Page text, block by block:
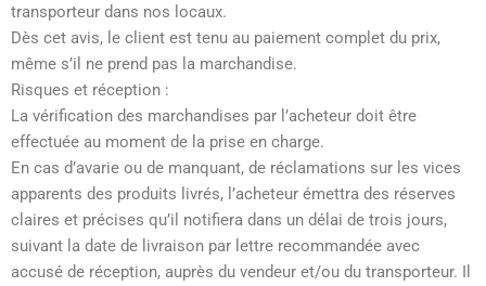
transporteur dans nos locaux.
Dès cet avis, le client est tenu au paiement complet du prix,
même s’il ne prend pas la marchandise.
Risques et réception :
La vérification des marchandises par l’acheteur doit être
effectuée au moment de la prise en charge.
En cas d’avarie ou de manquant, de réclamations sur les vices
apparents des produits livrés, l’acheteur émettra des réserves
claires et précises qu’il notifiera dans un délai de trois jours,
suivant la date de livraison par lettre recommandée avec
accusé de réception, auprès du vendeur et/ou du transporteur. Il